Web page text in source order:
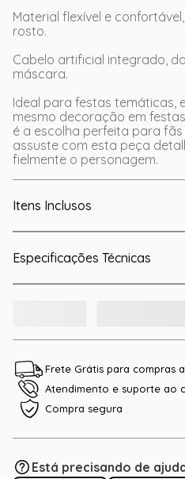
Material flexível e
rosto.
Cabelo artificial integrado,
máscara.
Ideal para festas temáticas,
mesmo decoração em
é a escolha perfeita para
assuste com esta peça
fielmente o personagem.
Itens Inclusos
Especificações Técnicas
Frete Grátis para compras
Atendimento e suporte ao
Compra segura
Está precisando de